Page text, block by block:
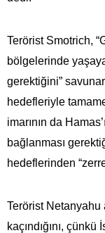
Terörist Smotrich,
bölgelerinde
gerektiğini”
hedefleriyle
imarının da
bağlanması
hedeflerinden
Terörist Netanyahu
kaçındığını, çünkü